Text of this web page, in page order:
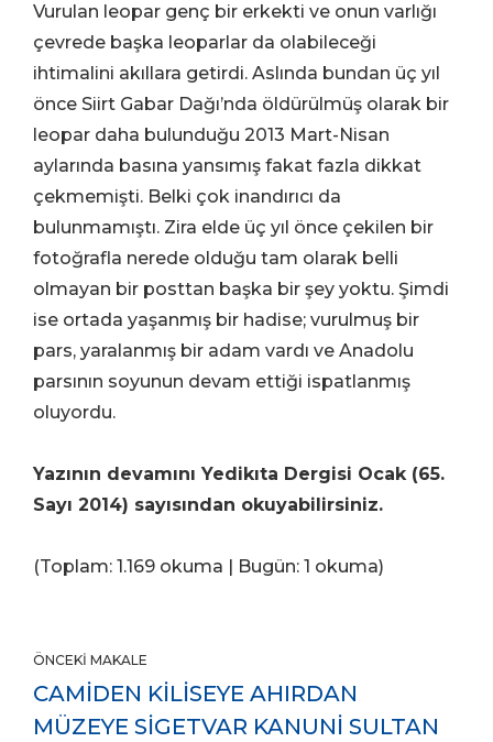
Vurulan leopar genç bir erkekti ve onun varlığı
çevrede başka leoparlar da olabileceği
ihtimalini akıllara getirdi. Aslında bundan üç yıl
önce Siirt Gabar Dağı’nda öldürülmüş olarak bir
leopar daha bulunduğu 2013 Mart-Nisan
aylarında basına yansımış fakat fazla dikkat
çekmemişti. Belki çok inandırıcı da
bulunmamıştı. Zira elde üç yıl önce çekilen bir
fotoğrafla nerede olduğu tam olarak belli
olmayan bir posttan başka bir şey yoktu. Şimdi
ise ortada yaşanmış bir hadise; vurulmuş bir
pars, yaralanmış bir adam vardı ve Anadolu
parsının soyunun devam ettiği ispatlanmış
oluyordu.
Yazının devamını Yedikıta Dergisi Ocak (65.
Sayı 2014) sayısından okuyabilirsiniz.
(Toplam: 1.169 okuma | Bugün: 1 okuma)
ÖNCEKI MAKALE
CAMİDEN KİLİSEYE AHIRDAN
MÜZEYE SİGETVAR KANUNİ SULTAN